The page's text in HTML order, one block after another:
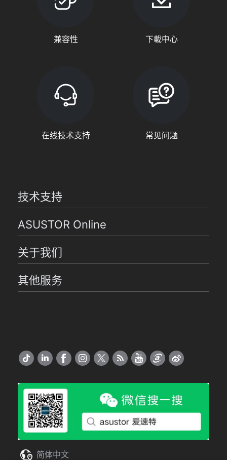
兼容性 下載中心
在线技术支持 常见问题
技术支持
ASUSTOR Online
关于我们
其他服务
简体中文